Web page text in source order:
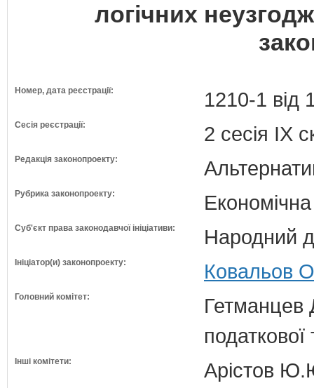
логічних
Номер, дата реєстрації: 1210-1 від
Сесія реєстрації: 2 сесія IX
Редакція законопроекту:
Рубрика законопроекту:
Суб'єкт права законодавчої ініціативи: Народний
Ініціатор(и) законопроекту: Ковальов
Головний комітет:
Гетманцев
податкової
Інші комітети:
Арістов